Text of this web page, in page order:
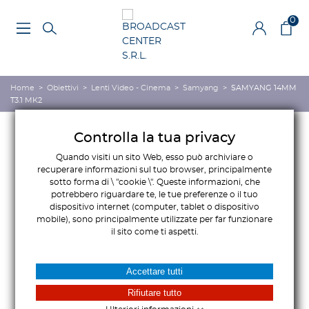
0
Home > Obiettivi > Lenti Video - Cinema > Samyang > SAMYANG 14MM
T3.1 MK2
Controlla la tua privacy
Quando visiti un sito Web, esso può archiviare o
recuperare informazioni sul tuo browser, principalmente
sotto forma di \ "cookie \". Queste informazioni, che
potrebbero riguardare te, le tue preferenze o il tuo
dispositivo internet (computer, tablet o dispositivo
mobile), sono principalmente utilizzate per far funzionare
il sito come ti aspetti.
Accettare tutti
Rifiutare tutto